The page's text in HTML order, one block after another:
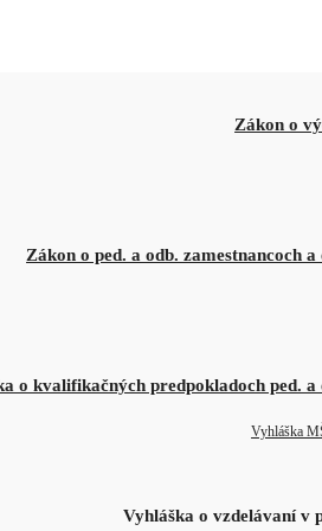
Zákon o
Zákon o ped. a odb. zamestnancoch
o kvalifikačných predpokladoch ped. a
Vyhláška
Vyhláška o vzdelávaní v